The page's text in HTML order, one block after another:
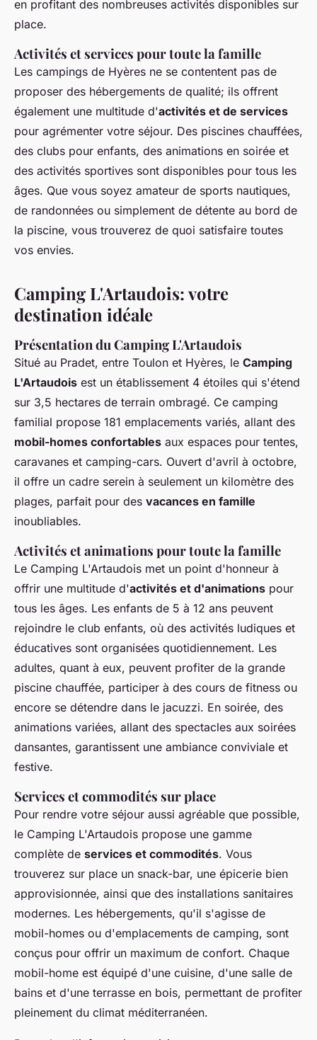
en profitant des nombreuses activités disponibles sur
place.
Activités et services pour toute la famille
Les campings de Hyères ne se contentent pas de
proposer des hébergements de qualité; ils offrent
également une multitude d'activités et de services
pour agrémenter votre séjour. Des piscines chauffées,
des clubs pour enfants, des animations en soirée et
des activités sportives sont disponibles pour tous les
âges. Que vous soyez amateur de sports nautiques,
de randonnées ou simplement de détente au bord de
la piscine, vous trouverez de quoi satisfaire toutes
vos envies.
Camping L'Artaudois: votre
destination idéale
Présentation du Camping L'Artaudois
Situé au Pradet, entre Toulon et Hyères, le Camping
L'Artaudois est un établissement 4 étoiles qui s'étend
sur 3,5 hectares de terrain ombragé. Ce camping
familial propose 181 emplacements variés, allant des
mobil-homes confortables aux espaces pour tentes,
caravanes et camping-cars. Ouvert d'avril à octobre,
il offre un cadre serein à seulement un kilomètre des
plages, parfait pour des vacances en famille
inoubliables.
Activités et animations pour toute la famille
Le Camping L'Artaudois met un point d'honneur à
offrir une multitude d'activités et d'animations pour
tous les âges. Les enfants de 5 à 12 ans peuvent
rejoindre le club enfants, où des activités ludiques et
éducatives sont organisées quotidiennement. Les
adultes, quant à eux, peuvent profiter de la grande
piscine chauffée, participer à des cours de fitness ou
encore se détendre dans le jacuzzi. En soirée, des
animations variées, allant des spectacles aux soirées
dansantes, garantissent une ambiance conviviale et
festive.
Services et commodités sur place
Pour rendre votre séjour aussi agréable que possible,
le Camping L'Artaudois propose une gamme
complète de services et commodités. Vous
trouverez sur place un snack-bar, une épicerie bien
approvisionnée, ainsi que des installations sanitaires
modernes. Les hébergements, qu'il s'agisse de
mobil-homes ou d'emplacements de camping, sont
conçus pour offrir un maximum de confort. Chaque
mobil-home est équipé d'une cuisine, d'une salle de
bains et d'une terrasse en bois, permettant de profiter
pleinement du climat méditerranéen.